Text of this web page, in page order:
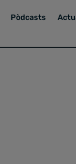
Pòdcasts